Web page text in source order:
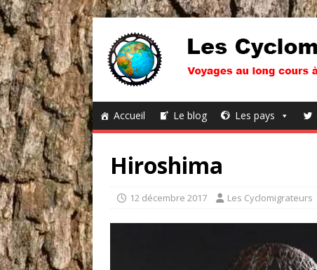
Accueil Le blog Les pays
Hiroshima
12 décembre 2017 Les Cyclomigrateurs